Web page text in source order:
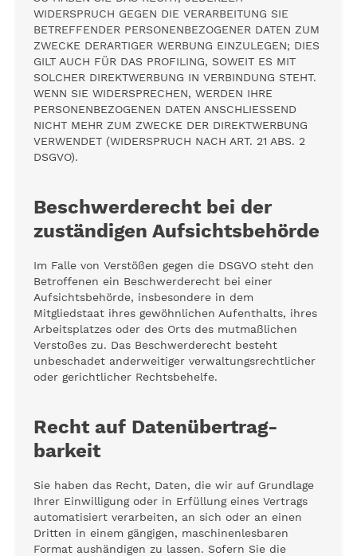
WIDERSPRUCH GEGEN DIE VERARBEITUNG SIE
BETREFFENDER PERSONENBEZOGENER DATEN ZUM
ZWECKE DERARTIGER WERBUNG EINZULEGEN; DIES
GILT AUCH FÜR DAS PROFILING, SOWEIT ES MIT
SOLCHER DIREKTWERBUNG IN VERBINDUNG STEHT.
WENN SIE WIDERSPRECHEN, WERDEN IHRE
PERSONENBEZOGENEN DATEN ANSCHLIESSEND
NICHT MEHR ZUM ZWECKE DER DIREKTWERBUNG
VERWENDET (WIDERSPRUCH NACH ART. 21 ABS. 2
DSGVO).
Beschwerde­recht bei der
zuständigen Aufsichts­behörde
Im Falle von Verstößen gegen die DSGVO steht den
Betroffenen ein Beschwerderecht bei einer
Aufsichtsbehörde, insbesondere in dem
Mitgliedstaat ihres gewöhnlichen Aufenthalts, ihres
Arbeitsplatzes oder des Orts des mutmaßlichen
Verstoßes zu. Das Beschwerderecht besteht
unbeschadet anderweitiger verwaltungsrechtlicher
oder gerichtlicher Rechtsbehelfe.
Recht auf Daten­übertrag­
barkeit
Sie haben das Recht, Daten, die wir auf Grundlage
Ihrer Einwilligung oder in Erfüllung eines Vertrags
automatisiert verarbeiten, an sich oder an einen
Dritten in einem gängigen, maschinenlesbaren
Format aushändigen zu lassen. Sofern Sie die